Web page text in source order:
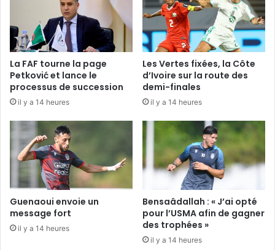
La FAF tourne la page
Petković et lance le
processus de succession
il y a 14 heures
Les Vertes fixées, la Côte
d’Ivoire sur la route des
demi-finales
il y a 14 heures
Guenaoui envoie un
message fort
il y a 14 heures
Bensaâdallah : « J’ai opté
pour l’USMA afin de gagner
des trophées »
il y a 14 heures